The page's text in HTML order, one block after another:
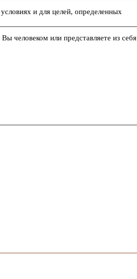
и для целей, определенных
человеком или представляете из себя